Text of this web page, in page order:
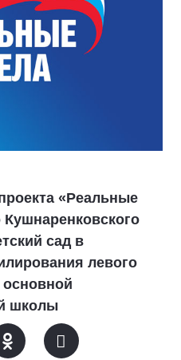
«Реальные
сад в
левого
школы